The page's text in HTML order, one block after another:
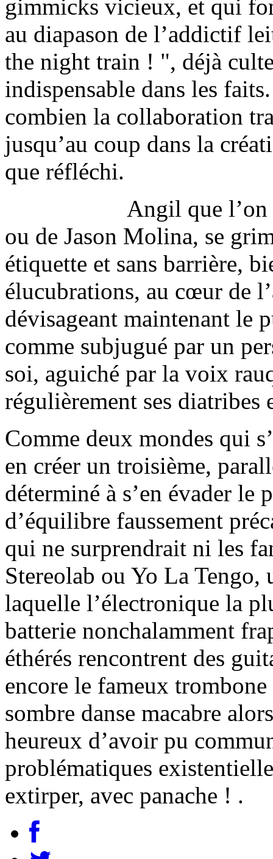
gimmicks vicieux, et qui
au diapason de l’addictif
the night train ! ", déjà
indispensable dans les
combien la collaboration
jusqu’au coup dans la
que réfléchi.
Angil que
ou de Jason Molina, se
étiquette et sans barrière,
élucubrations, au cœur de
dévisageant maintenant le
comme subjugué par un
soi, aguiché par la voix
régulièrement ses diatribes
Comme deux mondes qui
en créer un troisième,
déterminé à s’en évader le
d’équilibre faussement
qui ne surprendrait ni les
Stereolab ou Yo La Tengo,
laquelle l’électronique la
batterie nonchalamment
éthérés rencontrent des
encore le fameux
sombre danse macabre
heureux d’avoir pu
problématiques
extirper, avec panache ! .